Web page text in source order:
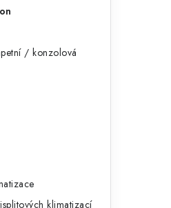
/ konzolová
klimatizací